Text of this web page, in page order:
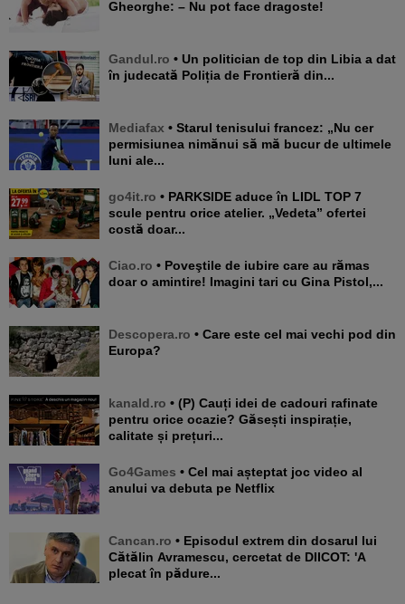
Gheorghe: – Nu pot face dragoste!
Gandul.ro • Un politician de top din Libia a dat
în judecată Poliția de Frontieră din...
Mediafax • Starul tenisului francez: „Nu cer
permisiunea nimănui să mă bucur de ultimele
luni ale...
go4it.ro • PARKSIDE aduce în LIDL TOP 7
scule pentru orice atelier. „Vedeta” ofertei
costă doar...
Ciao.ro • Poveştile de iubire care au rămas
doar o amintire! Imagini tari cu Gina Pistol,...
Descopera.ro • Care este cel mai vechi pod din
Europa?
kanald.ro • (P) Cauți idei de cadouri rafinate
pentru orice ocazie? Găsești inspirație,
calitate și prețuri...
Go4Games • Cel mai așteptat joc video al
anului va debuta pe Netflix
Cancan.ro • Episodul extrem din dosarul lui
Cătălin Avramescu, cercetat de DIICOT: 'A
plecat în pădure...